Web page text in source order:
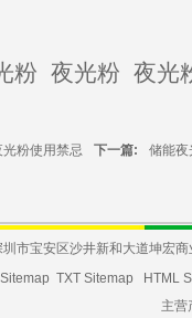
粉 夜光粉 夜光
光粉使用禁忌 下一篇: 储能夜
圳市宝安区沙井新和大道坤
TXT Sitemap
HTML
主营